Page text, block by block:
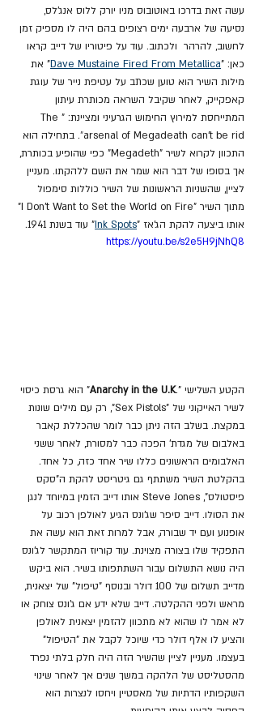
עשה זאת בדרכו באוטובוס מניו יורק ללוס אנג'לס,
נסיעה של ארבעה ימים רצופים בהם היה לו מספיק זמן
לחשוב, להרהר  ולכתוב. עוד על פיטוריו של דייב קראו
כאן: "Dave Mustaine Fired From Metallica" את
מילות השיר הוא טוען שכתב על עטיפת נייר של עוגת
קאפקייק, לאחר שקיבל השראה מכותרת עיתון
המתייחסת למירוץ החימוש הגרעיני ומציינת:
"The
arsenal of Megadeath can’t be rid
". בתחילה הוא
התכוון לקרוא לשיר "Megadeth" כפי שהופיע בכותרת,
אך בסופו של דבר הוא שמר את השם ללהקתו. מעניין
לציין, שהשניות הראשונות של השיר כוללות סימפול
מתוך השיר "I Don't Want to Set the World on Fire"
אותו ביצעה להקת הג'אז "Ink Spots" עוד בשנת 1941.
https://youtu.be/s2e5H9jNhQ8
הקטע השלישי ".Anarchy in the U.K" הוא גרסת כיסוי
לשיר האייקוני של "Sex Pistols", רק עם מילים שונות
במקצת. בשלב הזה ניתן כבר לומר שהכללת קאבר
באלבום של מגדת' הפכה כבר למסורת, לאחר ששני
האלבומים הראשונים כללו שיר אחד כזה, כל אחד.
בהקלטת השיר משתתף גם גיטריסט להקת ה"סקס
פיסטולס", Steve Jones אותו דייב הזמין במיוחד לנגן
את הסולו. דייב סיפר שג'ונס הגיע לאולפן רכוב על
אופנוע ועם יד שבורה, אבל למרות זאת הוא עשה את
התפקיד שלו בצורה מצוינת. עוד קוריוז המתקשר לג'ונס
היה נושא התשלום עבור השתתפותו בשיר. הוא ביקש
מדייב תשלום של 100 דולר ובנוסף "טיפול" של יצאנית,
מראש ולפני ההקלטה. דייב שלא ידע אם ג'ונס צוחק או
לא אמר לו שהוא לא מתכוון להזמין יצאנית לאולפן
והציע לו אלף דולר כדי שיוכל לקבל את "הטיפול"
בעצמו. מעניין לציין שהשיר הזה היה חלק בלתי נפרד
מהסטליסט של הלהקה במשך שנים אך לאחר שינוי
השקפותיו הדתיות של מאסטיין ויחסו לנצרות הוא